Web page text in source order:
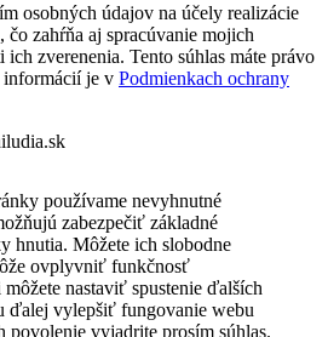
osobných údajov na účely realizácie
čo zahŕňa aj spracúvanie mojich
zverenenia. Tento súhlas máte právo
je v Podmienkach ochrany
používame nevyhnutné
zabezpečiť základné
hnutia. Môžete ich slobodne
ovplyvniť funkčnosť
nastaviť spustenie ďalších
ďalej vylepšiť fungovanie webu
povolenie vyjadrite prosím súhlas.